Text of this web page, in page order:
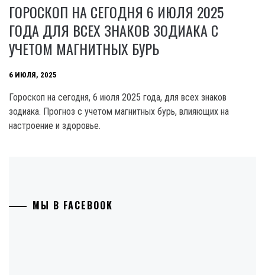
ГОРОСКОП НА СЕГОДНЯ 6 ИЮЛЯ 2025
ГОДА ДЛЯ ВСЕХ ЗНАКОВ ЗОДИАКА С
УЧЕТОМ МАГНИТНЫХ БУРЬ
6 ИЮЛЯ, 2025
Гороскоп на сегодня, 6 июля 2025 года, для всех знаков
зодиака. Прогноз с учетом магнитных бурь, влияющих на
настроение и здоровье.
МЫ В FACEBOOK